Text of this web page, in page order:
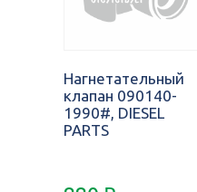
Нагнетательный
клапан 090140-
1990#, DIESEL
PARTS